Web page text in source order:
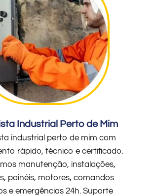
Industrial Perto de Mim
industrial perto de mim com
rápido, técnico e certificado.
manutenção, instalações,
painéis, motores, comandos
e emergências 24h. Suporte